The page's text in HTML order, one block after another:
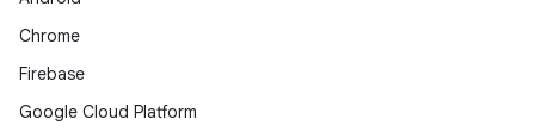
Chrome
Firebase
Google Cloud Platform